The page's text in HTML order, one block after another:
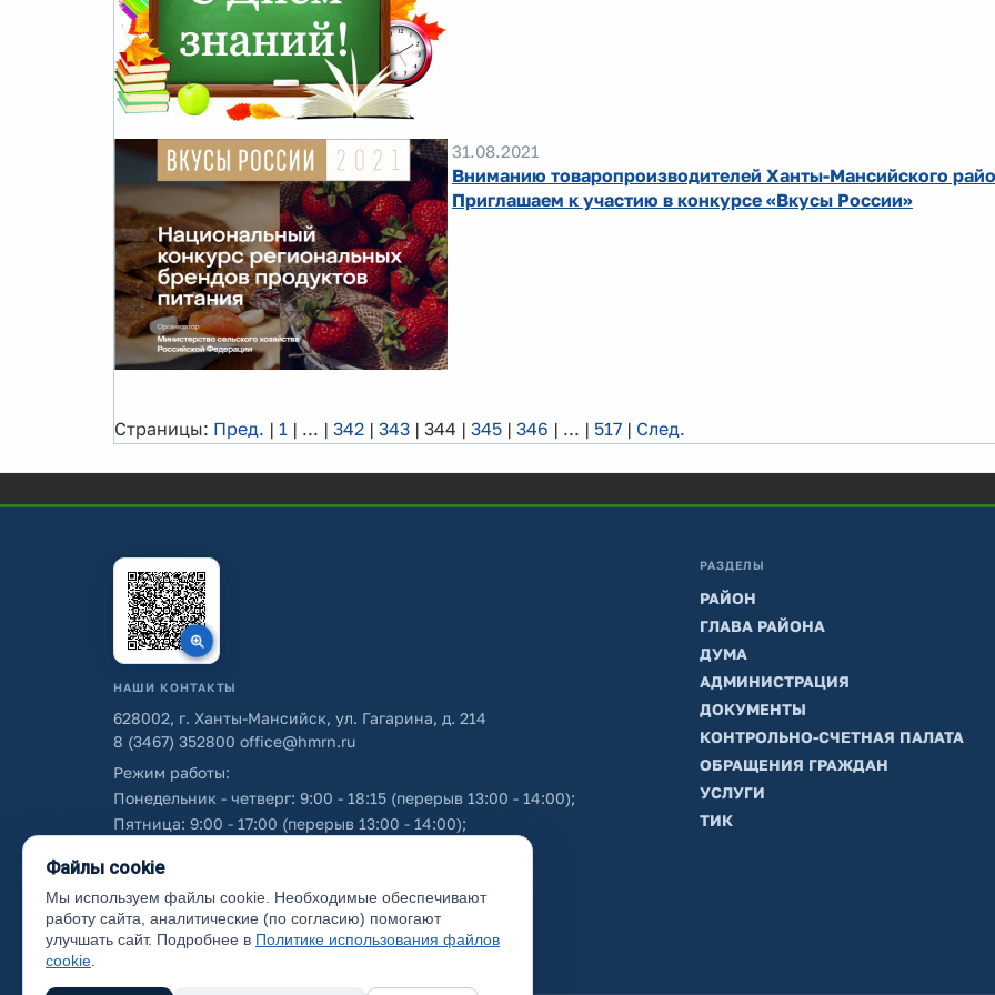
31.08.2021
Вниманию товаропроизводителей Ханты-Мансийского
Приглашаем к участию в конкурсе «Вкусы России»
Страницы: Пред. | 1 | ... | 342 | 343 | 344 | 345 | 346 | ... | 517 | След.
НАШИ КОНТАКТЫ
628002, г. Ханты-Мансийск, ул. Гагарина, д. 214
8 (3467) 352800 office@hmrn.ru
Режим работы:
Понедельник - четверг: 9:00 - 18:15 (перерыв 13:00 - 14:00);
Пятница: 9:00 - 17:00 (перерыв 13:00 - 14:00);
Об использовании персональных данных
РАЗДЕЛЫ
РАЙОН
ГЛАВА РАЙОНА
ДУМА
АДМИНИСТРАЦИЯ
ДОКУМЕНТЫ
КОНТРОЛЬНО-СЧЕТНАЯ ПАЛАТА
ОБРАЩЕНИЯ ГРАЖДАН
УСЛУГИ
ТИК
Файлы cookie
Мы используем файлы cookie. Необходимые обеспечивают
работу сайта, аналитические (по согласию) помогают
улучшать сайт. Подробнее в Политике использования файлов
cookie